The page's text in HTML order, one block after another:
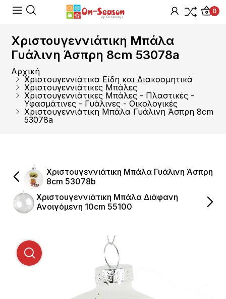
0
Χριστουγεννιάτικη Μπάλα
Γυάλινη Άσπρη 8cm 53078a
Αρχική
Χριστουγεννιάτικα Είδη και Διακοσμητικά
Χριστουγεννιάτικες Μπάλες
Χριστουγεννιάτικες Μπάλες - Πλαστικές -
Υφασμάτινες - Γυάλινες - Οικολογικές
Χριστουγεννιάτικη Μπάλα Γυάλινη Άσπρη 8cm
53078a
Χριστουγεννιάτικη Μπάλα Γυάλινη Άσπρη
8cm 53078b
Χριστουγεννιάτικη Μπάλα Διάφανη
Ανοιγόμενη 10cm 55100